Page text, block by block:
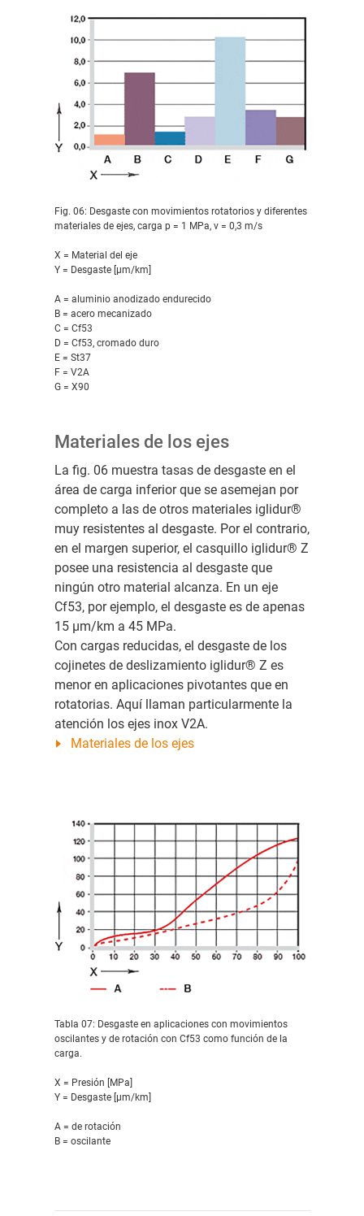
Fig. 06: Desgaste con movimientos rotatorios y diferentes
materiales de ejes, carga p = 1 MPa, v = 0,3 m/s
X = Material del eje
Y = Desgaste [μm/km]
A = aluminio anodizado endurecido
B = acero mecanizado
C = Cf53
D = Cf53, cromado duro
E = St37
F = V2A
G = X90
Materiales de los ejes
La fig. 06 muestra tasas de desgaste en el
área de carga inferior que se asemejan por
completo a las de otros materiales iglidur®
muy resistentes al desgaste. Por el contrario,
en el margen superior, el casquillo iglidur® Z
posee una resistencia al desgaste que
ningún otro material alcanza. En un eje
Cf53, por ejemplo, el desgaste es de apenas
15 μm/km a 45 MPa.
Con cargas reducidas, el desgaste de los
cojinetes de deslizamiento iglidur® Z es
menor en aplicaciones pivotantes que en
rotatorias. Aquí llaman particularmente la
atención los ejes inox V2A.
Materiales de los ejes
Tabla 07: Desgaste en aplicaciones con movimientos
oscilantes y de rotación con Cf53 como función de la
carga.
X = Presión [MPa]
Y = Desgaste [μm/km]
A = de rotación
B = oscilante